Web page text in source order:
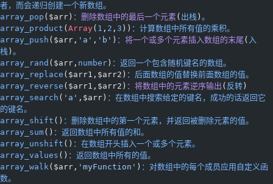
者，而会递归创建一个新数组。
array_pop ($arr) ：删除数组中的最后一个元素( 出栈 ) 。
array_product ( Array( 1 , 2 , 3 )) ：计算数组中所有值的乘积。
array_push ($arr, 'a' , 'b' ) ：将一个或多个元素插入数组的末尾 ( 入
栈 ) 。
array_rand ($arr, number ) ：返回一个包含随机键名的数组。
array_replace ($arr1,$arr2) ：后面数组的值替换前面数组的值。
array_reverse ($arr1,$arr2) ：将数组中的元素逆序输出 ( 反转 )
array_search ( 'a' ,$arr) ：在数组中搜索给定的键名，成功的话返回它
的键名。
array_shift () ：删除数组中的第一个元素，并返回被删除元素的值。
array_sum() ：返回数组中所有值的和。
array_unshift () ：在数组开头插入一个或多个元素。
array_values () ：返回数组中所有的值。
array_walk($arr, 'myFunction' ) ：对数组中的每个成员应用自定义函
数。